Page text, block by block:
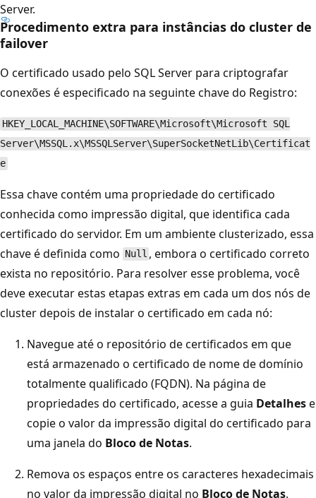
Server.
Procedimento extra para instâncias do cluster de
failover
O certificado usado pelo SQL Server para criptografar
conexões é especificado na seguinte chave do Registro:
HKEY_LOCAL_MACHINE\SOFTWARE\Microsoft\Microsoft SQL
Server\MSSQL.x\MSSQLServer\SuperSocketNetLib\Certificat
e
Essa chave contém uma propriedade do certificado
conhecida como impressão digital, que identifica cada
certificado do servidor. Em um ambiente clusterizado, essa
chave é definida como Null , embora o certificado correto
exista no repositório. Para resolver esse problema, você
deve executar estas etapas extras em cada um dos nós de
cluster depois de instalar o certificado em cada nó:
Navegue até o repositório de certificados em que
está armazenado o certificado de nome de domínio
totalmente qualificado (FQDN). Na página de
propriedades do certificado, acesse a guia Detalhese
copie o valor da impressão digital do certificado para
uma janela do Bloco de Notas.
Remova os espaços entre os caracteres hexadecimais
no valor da impressão digital no Bloco de Notas.